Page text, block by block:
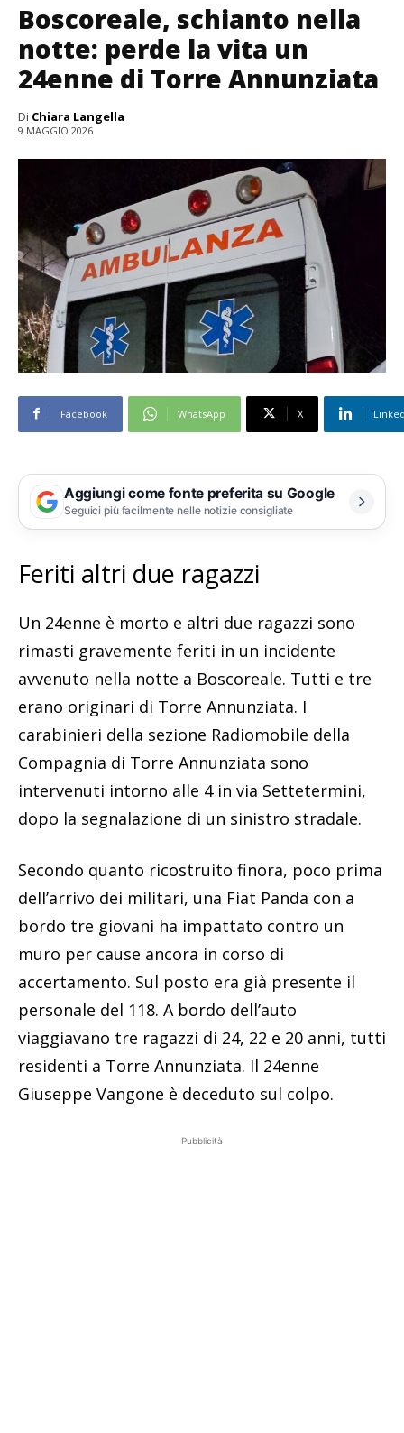
Boscoreale, schianto nella
notte: perde la vita un
24enne di Torre Annunziata
Di Chiara Langella
9 MAGGIO 2026
Facebook WhatsApp X
Aggiungi come fonte preferita su Google
Seguici più facilmente nelle notizie consigliate
Feriti altri due ragazzi
Un 24enne è morto e altri due ragazzi sono
rimasti gravemente feriti in un incidente
avvenuto nella notte a Boscoreale. Tutti e tre
erano originari di Torre Annunziata. I
carabinieri della sezione Radiomobile della
Compagnia di Torre Annunziata sono
intervenuti intorno alle 4 in via Settetermini,
dopo la segnalazione di un sinistro stradale.
Secondo quanto ricostruito finora, poco prima
dell’arrivo dei militari, una Fiat Panda con a
bordo tre giovani ha impattato contro un
muro per cause ancora in corso di
accertamento. Sul posto era già presente il
personale del 118. A bordo dell’auto
viaggiavano tre ragazzi di 24, 22 e 20 anni, tutti
residenti a Torre Annunziata. Il 24enne
Giuseppe Vangone è deceduto sul colpo.
Pubblicità